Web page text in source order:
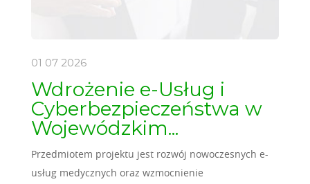
01 07 2026
Wdrożenie e-Usług i
Cyberbezpieczeństwa w
Wojewódzkim...
Przedmiotem projektu jest rozwój nowoczesnych e-
usług medycznych oraz wzmocnienie